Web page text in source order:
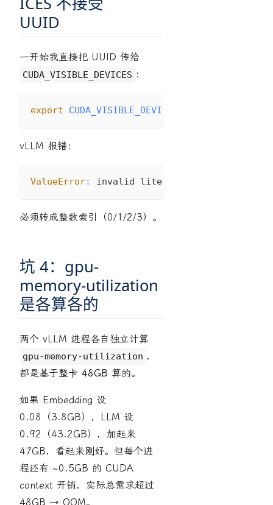
UUID
一开始我直接把 UUID 传给
CUDA_VISIBLE_DEVICES ：
export CUDA_VISIBLE_DEVICES
vLLM 报错：
ValueError: invalid literal
必须转成整数索引（0/1/2/3）。
坑 4：gpu-
memory-utilization
是各算各的
两个 vLLM 进程各自独立计算
gpu-memory-utilization ，
都是基于整卡 48GB 算的。
如果 Embedding 设
0.08（3.8GB），LLM 设
0.92（43.2GB），加起来
47GB，看起来刚好。但每个进
程还有 ~0.5GB 的 CUDA
context 开销，实际总需求超过
48GB → OOM。